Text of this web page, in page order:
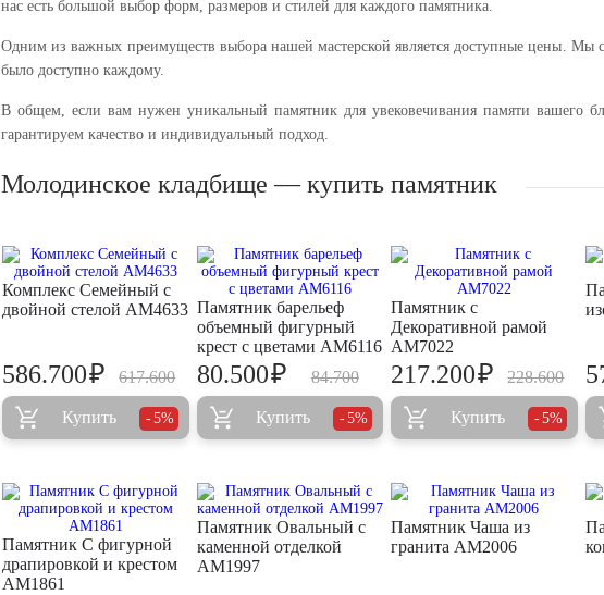
нас есть большой выбор форм, размеров и стилей для каждого памятника.
Одним из важных преимуществ выбора нашей мастерской является доступные цены. Мы
было доступно каждому.
В общем, если вам нужен уникальный памятник для увековечивания памяти вашего
гарантируем качество и индивидуальный подход.
Молодинское кладбище — купить памятник
Комплекс Семейный с
двойной стелой AM4633
617.600
586.700₽
Купить 5%
Памятник барельеф
объемный фигурный
крест с цветами AM6116
84.700
80.500₽
Купить 5%
Памятник с
Декоративной рамой
AM7022
228.600
217.200₽
Купить 5%
Памятник С фигурной
драпировкой и крестом
AM1861
Памятник Овальный с
каменной отделкой
AM1997
Памятник Чаша из
гранита AM2006